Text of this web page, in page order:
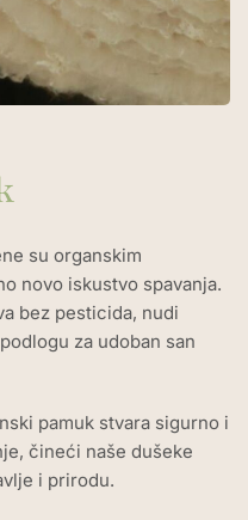
su organskim
novo iskustvo spavanja.
bez pesticida, nudi
za udoban san
pamuk stvara sigurno i
čineći naše dušeke
i prirodu.